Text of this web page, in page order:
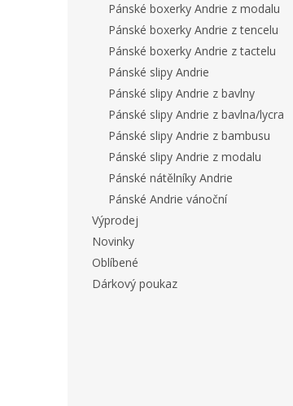
Pánské boxerky Andrie z modalu
Pánské boxerky Andrie z tencelu
Pánské boxerky Andrie z tactelu
Pánské slipy Andrie
Pánské slipy Andrie z bavlny
Pánské slipy Andrie z bavlna/lycra
Pánské slipy Andrie z bambusu
Pánské slipy Andrie z modalu
Pánské nátělníky Andrie
Pánské Andrie vánoční
Výprodej
Novinky
Oblíbené
Dárkový poukaz